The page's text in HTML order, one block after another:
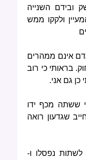
ובידם השנייה
ולקקו ממש
אינם ממהרים
בראותי כי רוב
גם אני.
ששתה מכף ידו
שגדעון רואה
הכורעים לשתות נפסלו ו-